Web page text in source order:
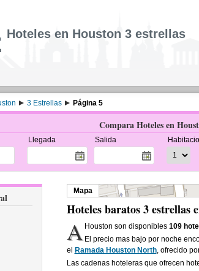
Hoteles en Houston 3 estrellas
3 Estrellas Página 5
Compara Hoteles en
Llegada Salida
Mapa
Hoteles baratos 3 estrellas
A Houston son disponibles109
El precio mas bajo por noche
el
Ramada Houston North, ofrecido
Las cadenas hoteleras que ofrecen